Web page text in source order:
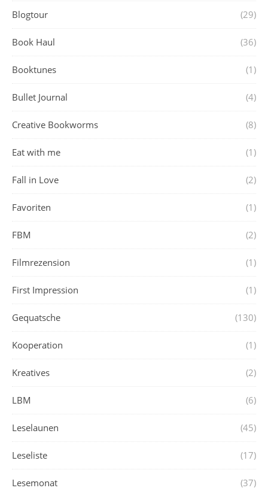
Blogtour (29)
Book Haul (36)
Booktunes (1)
Bullet Journal (4)
Creative Bookworms (8)
Eat with me (1)
Fall in Love (2)
Favoriten (1)
FBM (2)
Filmrezension (1)
First Impression (1)
Gequatsche (130)
Kooperation (1)
Kreatives (2)
LBM (6)
Leselaunen (45)
Leseliste (17)
Lesemonat (37)